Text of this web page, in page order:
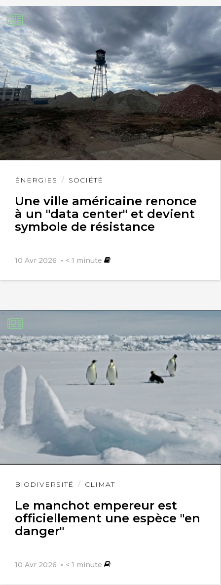
ÉNERGIES SOCIÉTÉ
Une ville américaine renonce
à un "data center" et devient
symbole de résistance
10 Avr 2026 < 1 minute
Lire
BIODIVERSITÉ CLIMAT
Le manchot empereur est
officiellement une espèce "en
danger"
10 Avr 2026 < 1 minute
Lire